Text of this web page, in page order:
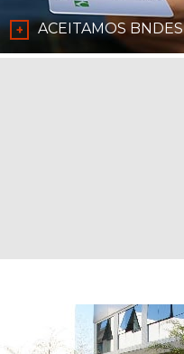
+ ACEITAMOS BNDES